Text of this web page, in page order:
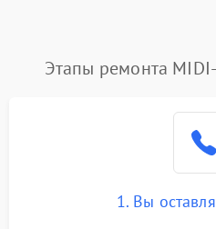
Этапы ремонта
1. Вы